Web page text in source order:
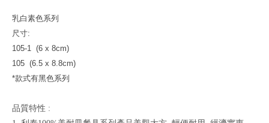
乳白素色系列
尺寸:
105-1 (6 x 8cm)
105 (6.5 x 8.8cm)
*款式有黑色系列
品質特性 :